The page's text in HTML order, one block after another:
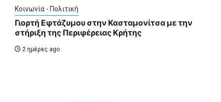
Κοινωνία - Πολιτική
Γιορτή Εφτάζυμου στην Κασταμονίτσα με την
στήριξη της Περιφέρειας Κρήτης
2 ημέρες ago